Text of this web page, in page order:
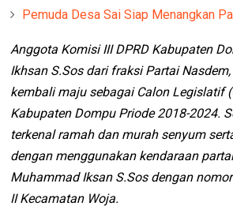
Pemuda Desa Sai Siap Menangkan
Anggota Komisi III DPRD Kabupaten
Ikhsan S.Sos dari fraksi Partai
kembali maju sebagai Calon Legislatif
Kabupaten Dompu Priode 2018-2024.
terkenal ramah dan murah senyum
dengan menggunakan kendaraan
Muhammad Iksan S.Sos dengan
II Kecamatan Woja.